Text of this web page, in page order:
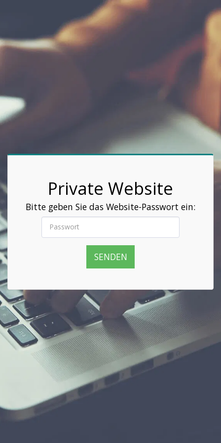
Private Website
Bitte geben Sie das Website-Passwort ein:
SENDEN